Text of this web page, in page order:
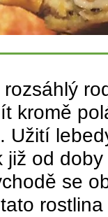
rozsáhlý
kromě
Užití
již od
se